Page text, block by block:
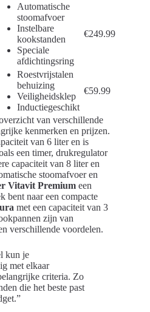
Automatische
stoomafvoer
Instelbare
kookstanden
Speciale
afdichtingsring
€249.99
Roestvrijstalen
behuizing
Veiligheidsklep
Inductiegeschikt
€59.99
van verschillende
kenmerken en prijzen.
van 6 liter en is
een timer, drukregulator
capaciteit van 8 liter en
stoomafvoer en
Vitavit Premium een
bent naar een compacte
met een capaciteit van 3
zijn van
verschillende voordelen.
kun je
met elkaar
criteria. Zo
die het beste past